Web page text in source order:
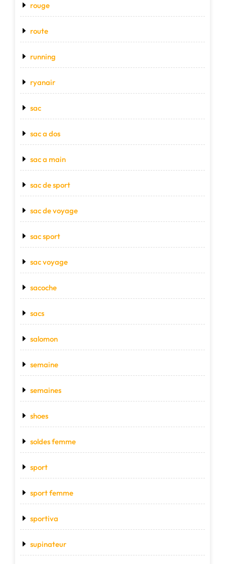
rouge
route
running
ryanair
sac
sac a dos
sac a main
sac de sport
sac de voyage
sac sport
sac voyage
sacoche
sacs
salomon
semaine
semaines
shoes
soldes femme
sport
sport femme
sportiva
supinateur